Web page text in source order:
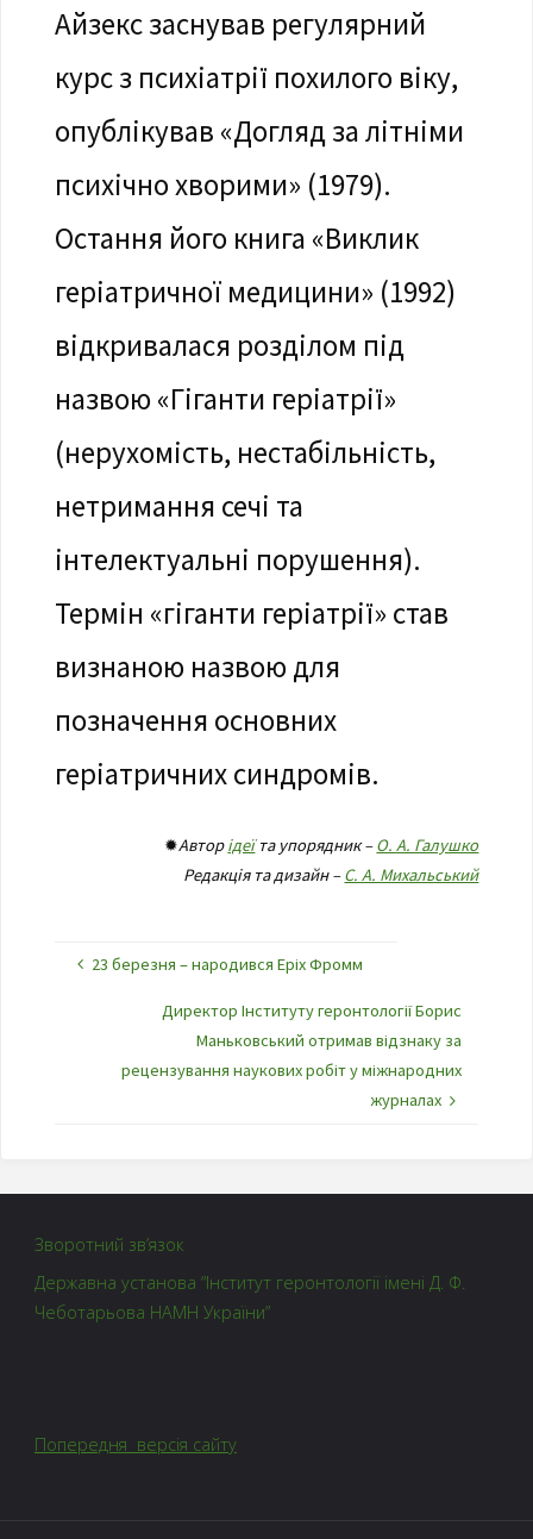
Айзекс заснував регулярний
курс з психіатрії похилого віку,
опублікував «Догляд за літніми
психічно хворими» (1979).
Остання його книга «Виклик
геріатричної медицини» (1992)
відкривалася розділом під
назвою «Гіганти геріатрії»
(нерухомість, нестабільність,
нетримання сечі та
інтелектуальні порушення).
Термін «гіганти геріатрії» став
визнаною назвою для
позначення основних
геріатричних синдромів.
✹Авторідеїта упорядник –О. А. Галушко
Редакція та дизайн –С. А. Михальський
23 березня – народився Еріх Фромм
Директор Інституту геронтології Борис
Маньковський отримав відзнаку за
рецензування наукових робіт у міжнародних
журналах
Зворотний зв’язок
Державна установа “Інститут геронтології імені Д. Ф.
Чеботарьова НАМН України”
Попередня версія сайту